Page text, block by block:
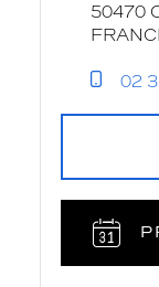
50470
02